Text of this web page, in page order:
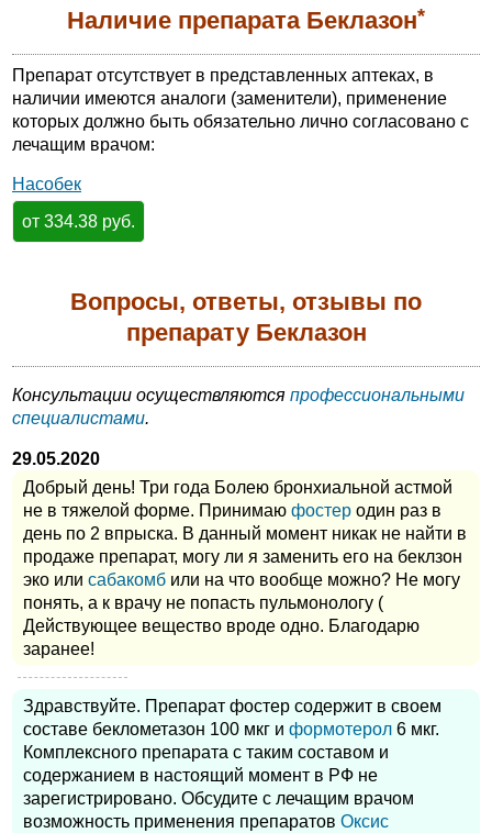
Наличие препарата Беклазон*
Препарат отсутствует в представленных аптеках, в
наличии имеются аналоги (заменители), применение
которых должно быть обязательно лично согласовано с
лечащим врачом:
Насобек
от 334.38 руб.
Вопросы, ответы, отзывы по
препарату Беклазон
Консультации осуществляются профессиональными
специалистами.
29.05.2020
Добрый день! Три года Болею бронхиальной астмой
не в тяжелой форме. Принимаю фостер один раз в
день по 2 впрыска. В данный момент никак не найти в
продаже препарат, могу ли я заменить его на беклзон
эко или сабакомб или на что вообще можно? Не могу
понять, а к врачу не попасть пульмонологу (
Действующее вещество вроде одно. Благодарю
заранее!
Здравствуйте. Препарат фостер содержит в своем
составе беклометазон 100 мкг и формотерол 6 мкг.
Комплексного препарата с таким составом и
содержанием в настоящий момент в РФ не
зарегистрировано. Обсудите с лечащим врачом
возможность применения препаратов Оксис